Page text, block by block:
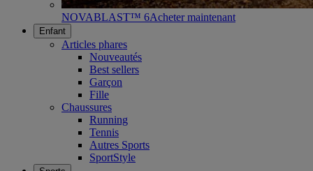
NOVABLAST™ 6Acheter maintenant
Enfant
Articles phares
Nouveautés
Best sellers
Garçon
Fille
Chaussures
Running
Tennis
Autres Sports
SportStyle